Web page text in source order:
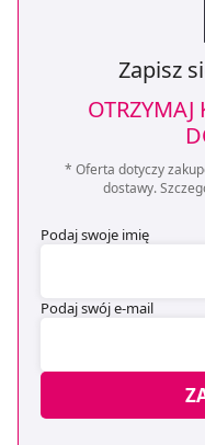
Zapisz
* Oferta dotyczy
dostawy.
Podaj swoje imię
Podaj swój e-mail